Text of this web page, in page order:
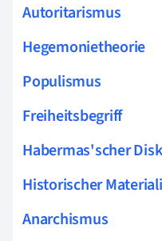
Autoritarismus
Hegemonietheorie
Populismus
Freiheitsbegriff
Habermas'scher
Historischer
Anarchismus